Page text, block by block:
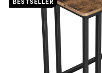
PREDSIENE
PRACOVŇA / KANCELÁRIA